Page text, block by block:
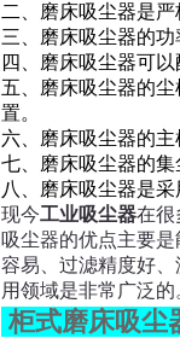
二、磨床吸尘器是
三、磨床吸尘器的
四、磨床吸尘器可
五、磨床吸尘器的
置。
六、磨床吸尘器的
七、磨床吸尘器的
八、磨床吸尘器是
现今工业吸尘器在很
吸尘器的优点主要
容易、过滤精度好
用领域是非常广泛
柜式磨床吸尘